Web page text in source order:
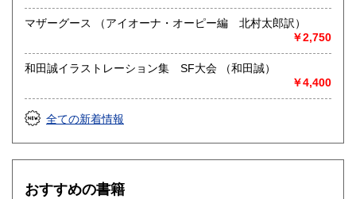
マザーグース （アイオーナ・オーピー編 北村太郎訳）
￥2,750
和田誠イラストレーション集 SF大会 （和田誠）
￥4,400
全ての新着情報
おすすめの書籍